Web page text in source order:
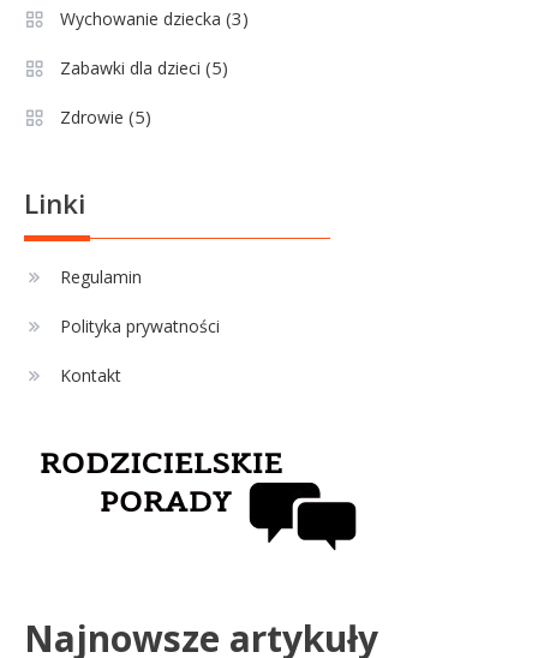
Jagiellonia Białystok rankingi w
4 Sport
strzelców Primera División
Wychowanie dziecka (3)
Zabawki dla dzieci (5)
Zdrowie (5)
Linki
Regulamin
Polityka prywatności
Kontakt
Najnowsze artykuły